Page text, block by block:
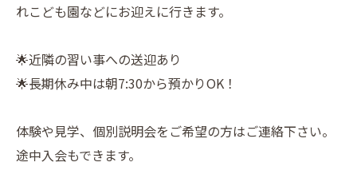
れこども園などにお迎えに行きます。
🌟近隣の習い事への送迎あり
🌟長期休み中は朝7:30から預かりOK！
体験や見学、個別説明会をご希望の方はご連絡下さい。
途中入会もできます。